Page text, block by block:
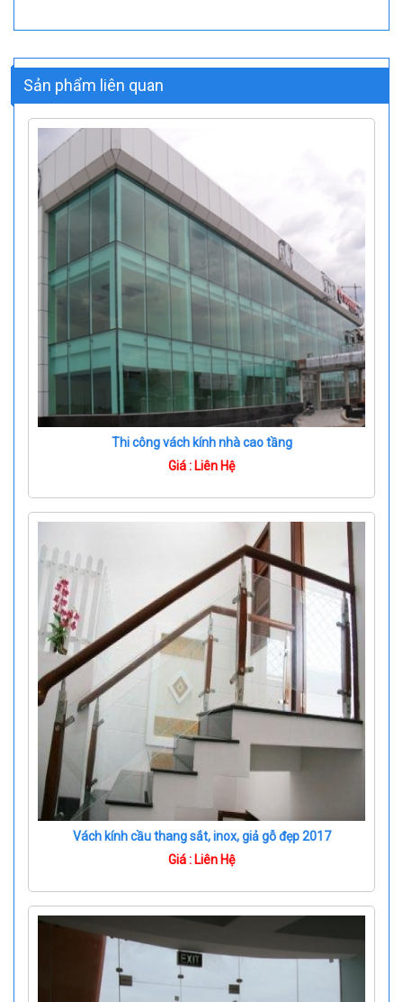
Sản phẩm liên quan
Thi công vách kính nhà cao tầng
Giá : Liên Hệ
Vách kính cầu thang sắt, inox, giả gỗ đẹp 2017
Giá : Liên Hệ